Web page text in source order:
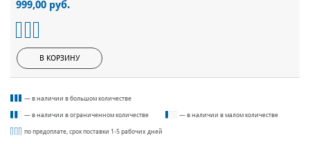
999,00 руб.
В КОРЗИНУ
— в наличии в большом количестве
— в наличии в ограниченном количестве — в наличии в малом количестве
по предоплате, срок поставки 1-5 рабочих дней